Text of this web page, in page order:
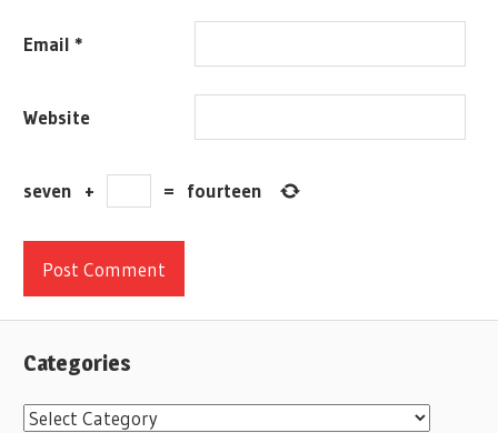
Email *
Website
seven + = fourteen
Categories
C